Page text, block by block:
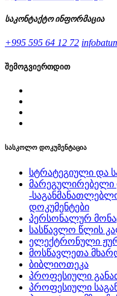
საკონტაქტო ინფორმაცია
+995 595 64 12 72
შემოგვიერთდით
სასკოლო დოკუმენტაცია
სტრატეგიული და
მარეგულირებელი
-
დოკუმენტები
პერსონალურ
სასწავლო წლის
ელექტრონული
მოსწავლეთა
ბიბლიოთეკა
პროფესიული
პროფესიული